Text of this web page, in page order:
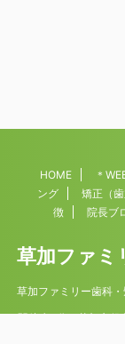
HOME ＊
ング
矯正（歯
徴
院長ブ
草加ファミ
草加ファミリー歯科
駅徒歩4分。